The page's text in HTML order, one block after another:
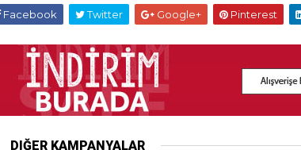
Facebook Twitter Google+ Pinterest
DIĞER KAMPANYALAR